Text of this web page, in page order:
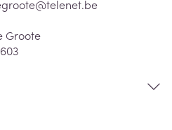
telenet.be
Groote